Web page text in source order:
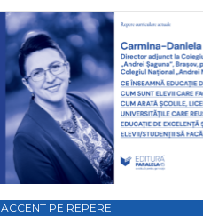
ACCENT PE REPERE